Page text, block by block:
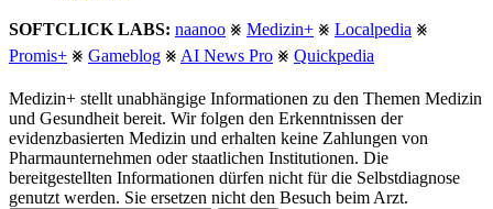
SOFTCLICK LABS: naanoo ⨳ Medizin+ ⨳ Localpedia ⨳
Promis+ ⨳ Gameblog ⨳ AI News Pro ⨳ Quickpedia
Medizin+ stellt unabhängige Informationen zu den Themen Medizin
und Gesundheit bereit. Wir folgen den Erkenntnissen der
evidenzbasierten Medizin und erhalten keine Zahlungen von
Pharmaunternehmen oder staatlichen Institutionen. Die
bereitgestellten Informationen dürfen nicht für die Selbstdiagnose
genutzt werden. Sie ersetzen nicht den Besuch beim Arzt.